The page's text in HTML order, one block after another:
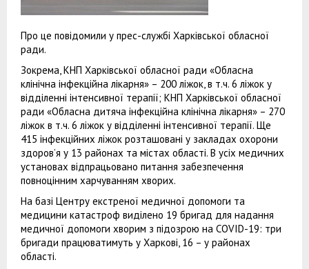
Про це повідомили у прес-службі Харківської обласної
ради.
Зокрема, КНП Харківської обласної ради «Обласна
клінічна інфекційна лікарня» – 200 ліжок, в т.ч. 6 ліжок у
відділенні інтенсивної терапії; КНП Харківської обласної
ради «Обласна дитяча інфекційна клінічна лікарня» – 270
ліжок в т.ч. 6 ліжок у відділенні інтенсивної терапії. Ще
415 інфекційних ліжок розташовані у закладах охорони
здоров’я у 13 районах та містах області. В усіх медичних
установах відпрацьовано питання забезпечення
повноцінним харчуванням хворих.
На базі Центру екстреної медичної допомоги та
медицини катастроф виділено 19 бригад для надання
медичної допомоги хворим з підозрою на COVID-19: три
бригади працюватимуть у Харкові, 16 – у районах
області.